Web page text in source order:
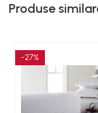
Produse
-27%